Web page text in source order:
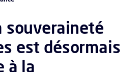
souveraineté
est désormais
à la